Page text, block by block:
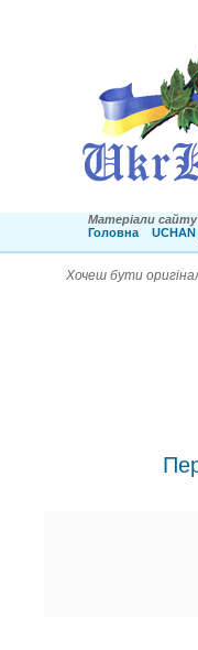
Матеріали сайту
Головна
Хочеш бути